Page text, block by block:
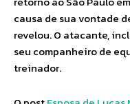
causa de sua vontade
revelou. O atacante,
seu companheiro de
treinador.